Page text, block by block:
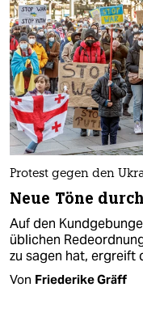
Protest gegen den
Neue Töne
Auf den
üblichen
zu sagen hat, ergreift
Von Friederike Gräff